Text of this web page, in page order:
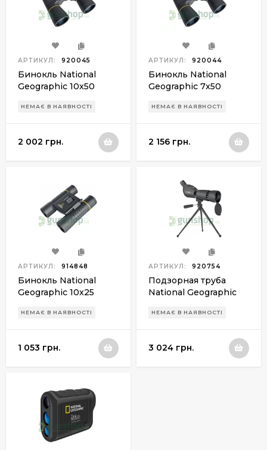
АРТИКУЛ: 920045
Бинокль National
Geographic 10x50
НЕМАЄ В НАЯВНОСТІ
2 002 грн.
АРТИКУЛ: 920044
Бинокль National
Geographic 7x50
НЕМАЄ В НАЯВНОСТІ
2 156 грн.
АРТИКУЛ: 914848
Бинокль National
Geographic 10x25
НЕМАЄ В НАЯВНОСТІ
1 053 грн.
АРТИКУЛ: 920754
Подзорная труба
National Geographic
НЕМАЄ В НАЯВНОСТІ
3 024 грн.